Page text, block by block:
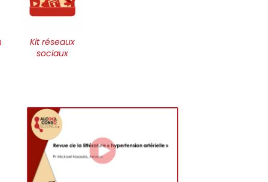
Kit réseaux
sociaux